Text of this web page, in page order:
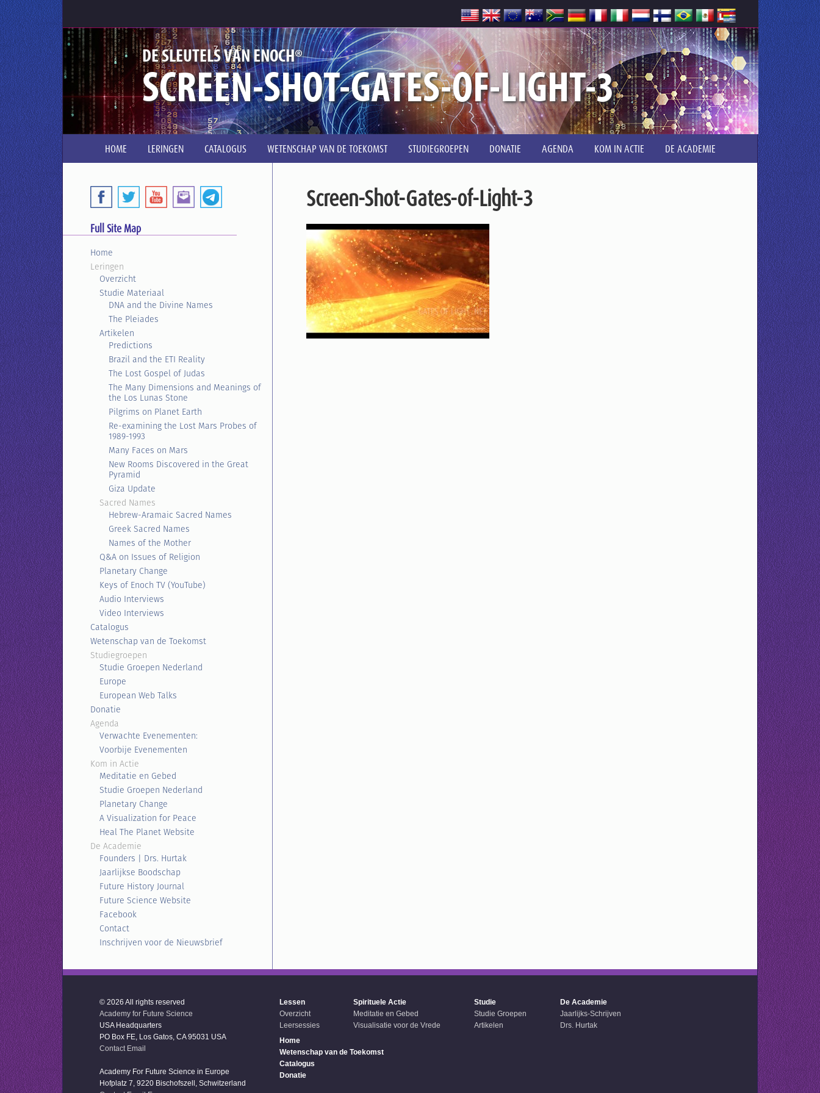
DE SLEUTELS VAN ENOCH®
SCREEN-SHOT-GATES-OF-LIGHT-3
HOME LERINGEN CATALOGUS WETENSCHAP VAN DE TOEKOMST STUDIEGROEPEN DONATIE AGENDA KOM IN ACTIE DE ACADEMIE
Screen-Shot-Gates-of-Light-3
Full Site Map
Home
Leringen
Overzicht
Studie Materiaal
DNA and the Divine Names
The Pleiades
Artikelen
Predictions
Brazil and the ETI Reality
The Lost Gospel of Judas
The Many Dimensions and Meanings of
the Los Lunas Stone
Pilgrims on Planet Earth
Re-examining the Lost Mars Probes of
1989-1993
Many Faces on Mars
New Rooms Discovered in the Great
Pyramid
Giza Update
Sacred Names
Hebrew-Aramaic Sacred Names
Greek Sacred Names
Names of the Mother
Q&A on Issues of Religion
Planetary Change
Keys of Enoch TV (YouTube)
Audio Interviews
Video Interviews
Catalogus
Wetenschap van de Toekomst
Studiegroepen
Studie Groepen Nederland
Europe
European Web Talks
Donatie
Agenda
Verwachte Evenementen:
Voorbije Evenementen
Kom in Actie
Meditatie en Gebed
Studie Groepen Nederland
Planetary Change
A Visualization for Peace
Heal The Planet Website
De Academie
Founders | Drs. Hurtak
Jaarlijkse Boodschap
Future History Journal
Future Science Website
Facebook
Contact
Inschrijven voor de Nieuwsbrief
© 2026 All rights reserved
Academy for Future Science
USA Headquarters
PO Box FE, Los Gatos, CA 95031 USA
Contact Email
Academy For Future Science in Europe
Hofplatz 7, 9220 Bischofszell, Schwitzerland
Lessen
Overzicht
Leersessies
Spirituele Actie
Meditatie en Gebed
Visualisatie voor de Vrede
Studie
Studie Groepen
Artikelen
De Academie
Jaarlijks-Schrijven
Drs. Hurtak
Home
Wetenschap van de Toekomst
Catalogus
Donatie